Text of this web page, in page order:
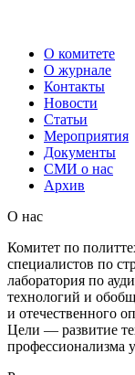
О комитете
О журнале
Контакты
Новости
Статьи
Мероприятия
Документы
СМИ о нас
Архив
О нас
Комитет по
специалистов по
лаборатория по
технологий и
и отечественного
Цели — развитие
профессионализма